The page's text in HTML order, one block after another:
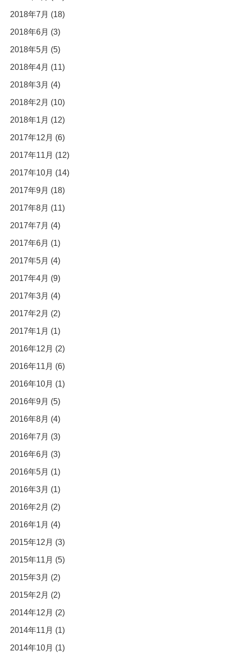
2018年7月 (18)
2018年6月 (3)
2018年5月 (5)
2018年4月 (11)
2018年3月 (4)
2018年2月 (10)
2018年1月 (12)
2017年12月 (6)
2017年11月 (12)
2017年10月 (14)
2017年9月 (18)
2017年8月 (11)
2017年7月 (4)
2017年6月 (1)
2017年5月 (4)
2017年4月 (9)
2017年3月 (4)
2017年2月 (2)
2017年1月 (1)
2016年12月 (2)
2016年11月 (6)
2016年10月 (1)
2016年9月 (5)
2016年8月 (4)
2016年7月 (3)
2016年6月 (3)
2016年5月 (1)
2016年3月 (1)
2016年2月 (2)
2016年1月 (4)
2015年12月 (3)
2015年11月 (5)
2015年3月 (2)
2015年2月 (2)
2014年12月 (2)
2014年11月 (1)
2014年10月 (1)